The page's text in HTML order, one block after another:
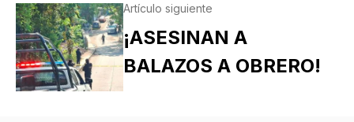
Artículo siguiente
¡ASESINAN A
BALAZOS A OBRERO!